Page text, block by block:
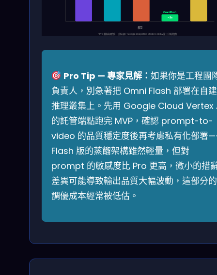
模型
Omni Flash
~2s
*Pro 數據為預估值 ｜ 資料來源：Google DeepMind Model Card & 第三方測試彙整
Pro Tip — 專家見解： 如果你是工程團
負責人，別急著把 Omni Flash 部署在自建
推理叢集上。先用 Google Cloud Vertex
的託管端點跑完 MVP，確認 prompt-to-
video 的品質穩定度後再考慮私有化部署
Flash 版的蒸餾架構雖然輕量，但對
prompt 的敏感度比 Pro 更高，微小的措
差異可能導致輸出品質大幅波動，這部分的
調優成本經常被低估。